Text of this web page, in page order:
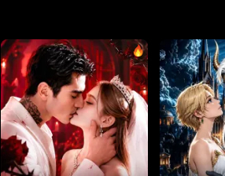
Tập 34 Tập 35
Tập 37 Tập 38